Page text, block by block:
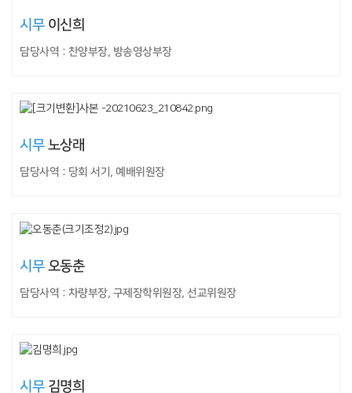
시무 이신희
담당사역 : 찬양부장, 방송영상부장
시무 노상래
담당사역 : 당회 서기, 예배위원장
시무 오동춘
담당사역 : 차량부장, 구제장학위원장, 선교위원장
시무 김명희